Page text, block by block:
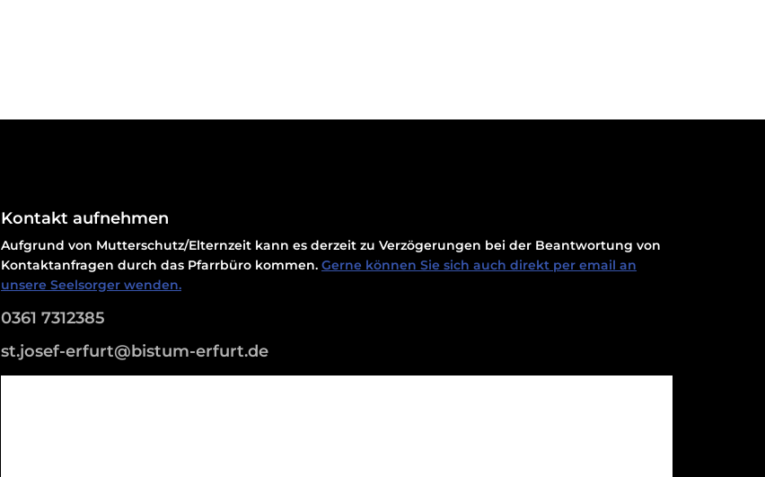
Kontakt aufnehmen
Aufgrund von Mutterschutz/Elternzeit kann es derzeit zu Verzögerungen bei der Beantwortung von
Kontaktanfragen durch das Pfarrbüro kommen. Gerne können Sie sich auch direkt per email an
unsere Seelsorger wenden.
0361 7312385
st.josef-erfurt@bistum-erfurt.de